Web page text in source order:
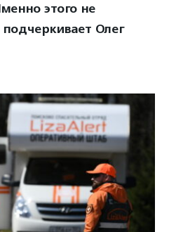
этого не
Олег